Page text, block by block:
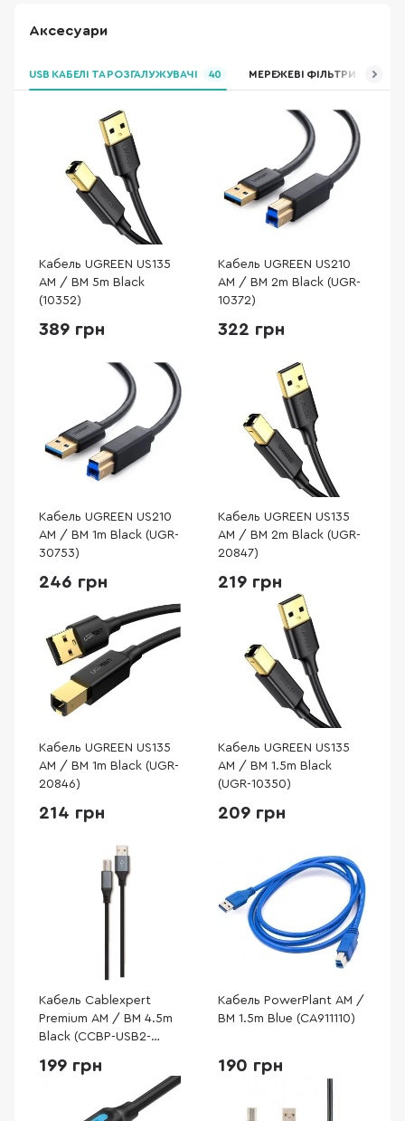
Аксесуари
USB КАБЕЛІ ТА РОЗГАЛУЖУВАЧІ 40 МЕРЕЖЕВІ ФІЛЬТРИ ТА
Кабель UGREEN US135
AM / BM 5m Black
(10352)
389 грн
Кабель UGREEN US210
AM / BM 2m Black (UGR-
10372)
322 грн
Кабель UGREEN US210
AM / BM 1m Black (UGR-
30753)
246 грн
Кабель UGREEN US135
AM / BM 2m Black (UGR-
20847)
219 грн
Кабель UGREEN US135
AM / BM 1m Black (UGR-
20846)
214 грн
Кабель UGREEN US135
AM / BM 1.5m Black
(UGR-10350)
209 грн
Кабель Cablexpert
Premium AM / BM 4.5m
Black (CCBP-USB2-
199 грн
Кабель PowerPlant AM /
BM 1.5m Blue (CA911110)
190 грн